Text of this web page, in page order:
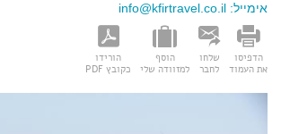
אימייל:info@kfirtravel.co.il
הדפיסו
את העמוד
שלחו
לחבר
הוסף
למזוודה שלי
הורידו
כקובץ PDF